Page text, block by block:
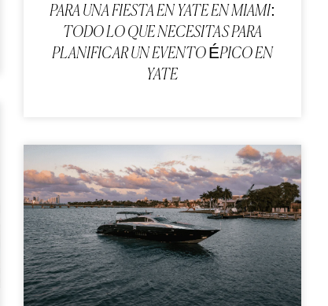
PARA UNA FIESTA EN YATE EN MIAMI:
TODO LO QUE NECESITAS PARA
PLANIFICAR UN EVENTO ÉPICO EN
YATE